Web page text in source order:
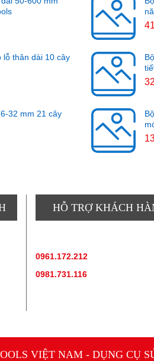
lỗ thân dài 10 cây
32 mm 21 cây
HỖ TRỢ KHÁCH
0961.172.212
0981.731.116
VIỆT NAM - DỤNG CỤ